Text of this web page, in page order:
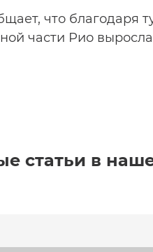
что благодаря
части Рио
статьи в